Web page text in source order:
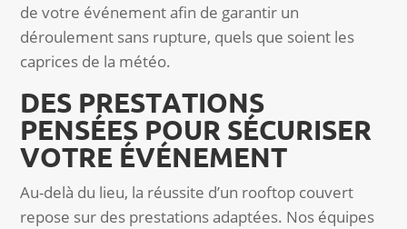
de votre événement afin de garantir un
déroulement sans rupture, quels que soient les
caprices de la météo.
DES PRESTATIONS
PENSÉES POUR SÉCURISER
VOTRE ÉVÉNEMENT
Au-delà du lieu, la réussite d’un rooftop couvert
repose sur des prestations adaptées. Nos équipes